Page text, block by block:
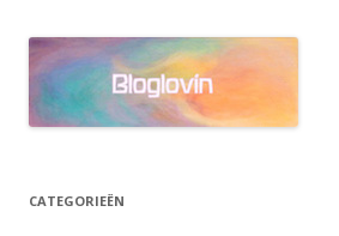
CATEGORIEËN